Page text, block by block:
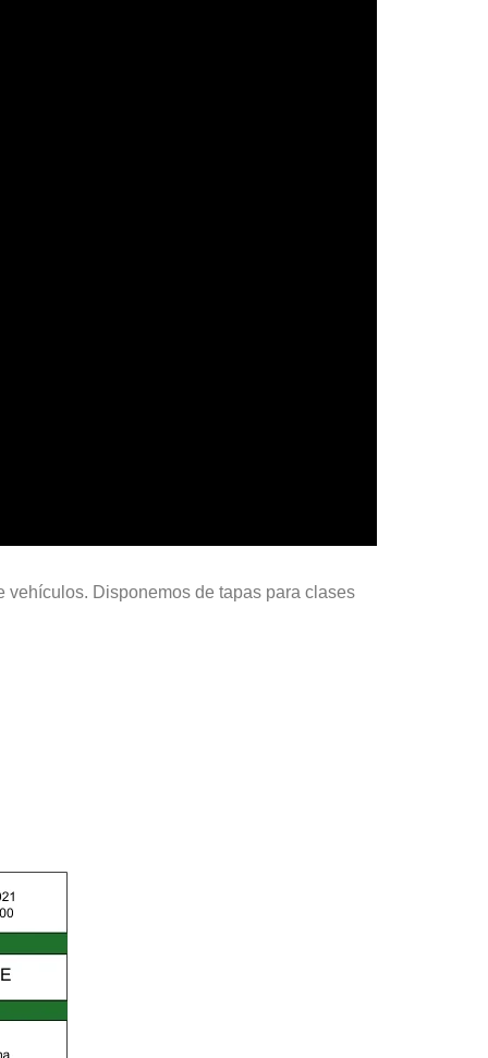
vehículos. Disponemos de tapas para clases